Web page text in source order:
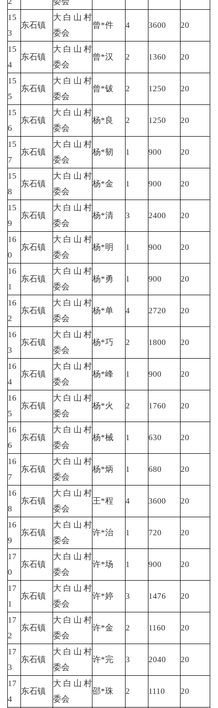
15
3
东石镇
大白山村
委会
曾*件 4 3600 20
15
4
东石镇
大白山村
委会
曾*汉 2 1360 20
15
5
东石镇
大白山村
委会
曾*钹 2 1250 20
15
6
东石镇
大白山村
委会
杨*良 2 1250 20
15
7
东石镇
大白山村
委会
杨*韧 1 900 20
15
8
东石镇
大白山村
委会
杨*金 1 900 20
15
9
东石镇
大白山村
委会
杨*清 3 2400 20
16
0
东石镇
大白山村
委会
杨*明 1 900 20
16
1
东石镇
大白山村
委会
杨*勇 1 900 20
16
2
东石镇
大白山村
委会
杨*单 4 2720 20
16
3
东石镇
大白山村
委会
杨*巧 2 1800 20
16
4
东石镇
大白山村
委会
杨*峰 1 900 20
16
5
东石镇
大白山村
委会
杨*火 2 1760 20
16
6
东石镇
大白山村
委会
杨*械 1 630 20
16
7
东石镇
大白山村
委会
杨*炳 1 680 20
16
8
东石镇
大白山村
委会
王*程 4 3600 20
16
9
东石镇
大白山村
委会
许*治 1 720 20
17
0
东石镇
大白山村
委会
许*场 1 900 20
17
1
东石镇
大白山村
委会
许*婷 3 1476 20
17
2
东石镇
大白山村
委会
许*金 2 1160 20
17
3
东石镇
大白山村
委会
许*完 3 2040 20
17
4
东石镇
大白山村
委会
邵*珠 2 1110 20